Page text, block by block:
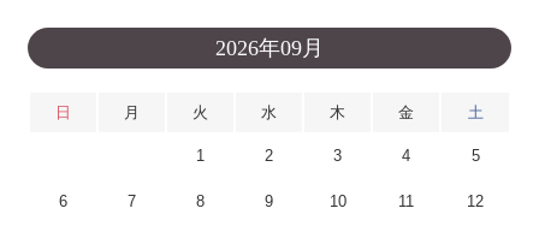
2026年09月
日 月 火 水 木 金 土
1 2 3 4 5
6 7 8 9 10 11 12